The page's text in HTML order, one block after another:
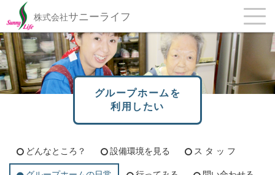
株式会社サニーライフ
グループホームを
利用したい
どんなところ？ 設備環境を見る ス タ ッ フ